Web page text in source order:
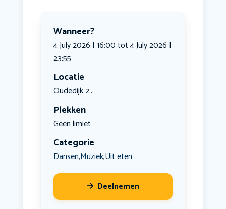
Wanneer?
4 July 2026 | 16:00 tot 4 July 2026 |
23:55
Locatie
Oudedijk 2...
Plekken
Geen limiet
Categorie
Dansen,Muziek,Uit eten
Deelnemen